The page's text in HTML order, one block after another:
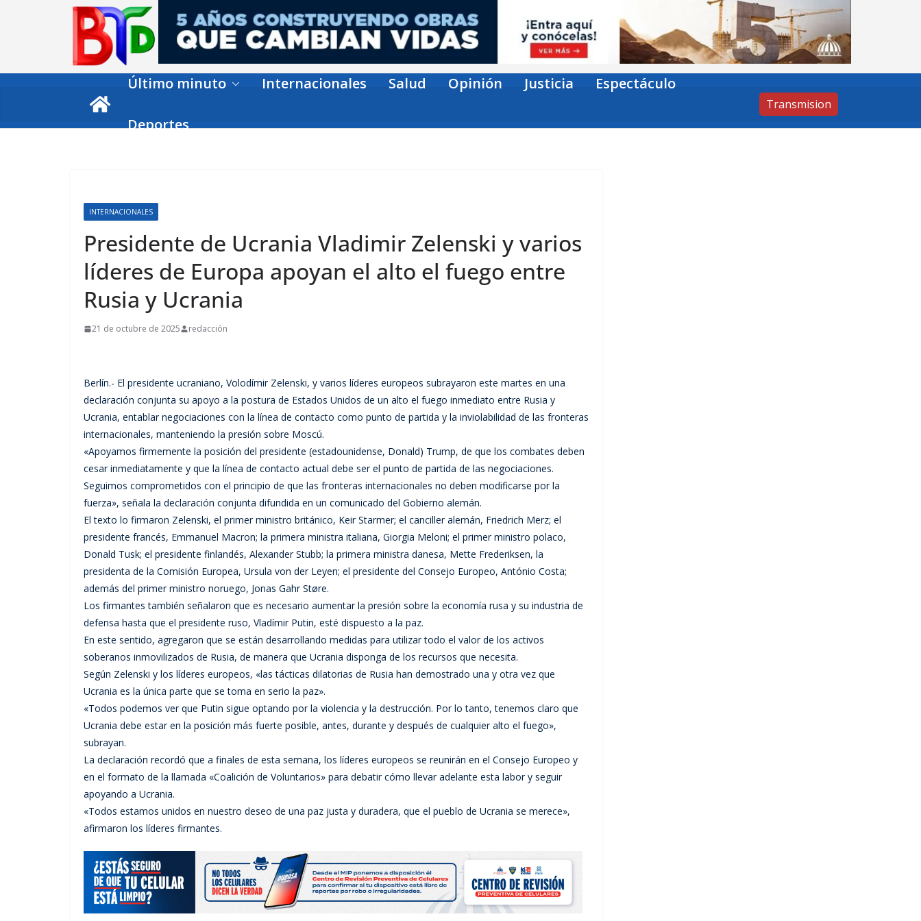
Último minuto Internacionales Salud Opinión Justicia Espectáculo
Deportes
Transmision
INTERNACIONALES
Presidente de Ucrania Vladimir Zelenski y varios
líderes de Europa apoyan el alto el fuego entre
Rusia y Ucrania
21 de octubre de 2025 redacción
Berlín.- El presidente ucraniano, Volodímir Zelenski, y varios líderes europeos subrayaron este martes en una
declaración conjunta su apoyo a la postura de Estados Unidos de un alto el fuego inmediato entre Rusia y
Ucrania, entablar negociaciones con la línea de contacto como punto de partida y la inviolabilidad de las fronteras
internacionales, manteniendo la presión sobre Moscú.
«Apoyamos firmemente la posición del presidente (estadounidense, Donald) Trump, de que los combates deben
cesar inmediatamente y que la línea de contacto actual debe ser el punto de partida de las negociaciones.
Seguimos comprometidos con el principio de que las fronteras internacionales no deben modificarse por la
fuerza», señala la declaración conjunta difundida en un comunicado del Gobierno alemán.
El texto lo firmaron Zelenski, el primer ministro británico, Keir Starmer; el canciller alemán, Friedrich Merz; el
presidente francés, Emmanuel Macron; la primera ministra italiana, Giorgia Meloni; el primer ministro polaco,
Donald Tusk; el presidente finlandés, Alexander Stubb; la primera ministra danesa, Mette Frederiksen, la
presidenta de la Comisión Europea, Ursula von der Leyen; el presidente del Consejo Europeo, António Costa;
además del primer ministro noruego, Jonas Gahr Støre.
Los firmantes también señalaron que es necesario aumentar la presión sobre la economía rusa y su industria de
defensa hasta que el presidente ruso, Vladímir Putin, esté dispuesto a la paz.
En este sentido, agregaron que se están desarrollando medidas para utilizar todo el valor de los activos
soberanos inmovilizados de Rusia, de manera que Ucrania disponga de los recursos que necesita.
Según Zelenski y los líderes europeos, «las tácticas dilatorias de Rusia han demostrado una y otra vez que
Ucrania es la única parte que se toma en serio la paz».
«Todos podemos ver que Putin sigue optando por la violencia y la destrucción. Por lo tanto, tenemos claro que
Ucrania debe estar en la posición más fuerte posible, antes, durante y después de cualquier alto el fuego»,
subrayan.
La declaración recordó que a finales de esta semana, los líderes europeos se reunirán en el Consejo Europeo y
en el formato de la llamada «Coalición de Voluntarios» para debatir cómo llevar adelante esta labor y seguir
apoyando a Ucrania.
«Todos estamos unidos en nuestro deseo de una paz justa y duradera, que el pueblo de Ucrania se merece»,
afirmaron los líderes firmantes.